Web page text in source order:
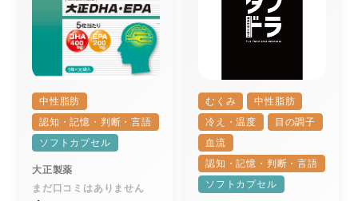
中性脂肪
認知・記憶・判断・言語
ソフトカプセル
大正製薬
まだ口コミはありません
むくみ
中性脂肪
冷え・温度
目の調子
血流
認知・記憶・判断・言語
ソフトカプセル